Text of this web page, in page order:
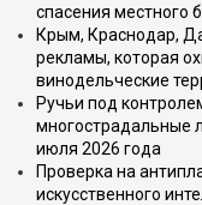
спасения местного
Крым, Краснодар,
рекламы, которая
винодельческие
Ручьи под
многострадальные
июля 2026 года
Проверка на
искусственного